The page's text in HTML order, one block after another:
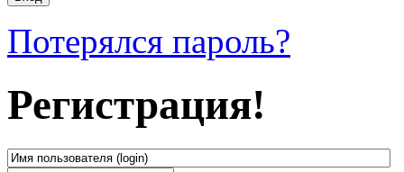
Потерялся пароль?
Регистрация!